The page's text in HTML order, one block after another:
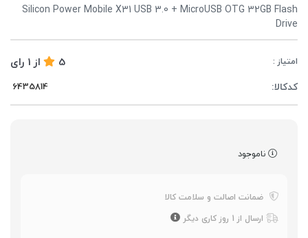
Silicon Power Mobile X31 USB 3.0 + MicroUSB OTG 32GB Flash
Drive
امتیاز : 5 از1 رای
کدکالا:
ناموجود
ضمانت اصالت و سلامت کالا
ارسال از 1 روز کاری دیگر